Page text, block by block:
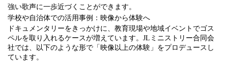
強い歌声に一歩近づくことができます。
学校や自治体での活用事例：映像から体験へ
ドキュメンタリーをきっかけに、教育現場や地域イベントでゴス
ペルを取り入れるケースが増えています。JLミニストリー合同会
社では、以下のような形で「映像以上の体験」をプロデュースし
ています。